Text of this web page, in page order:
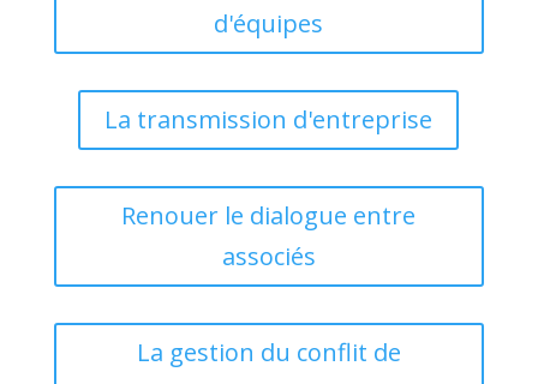
d'équipes
La transmission d'entreprise
Renouer le dialogue entre
associés
La gestion du conflit de